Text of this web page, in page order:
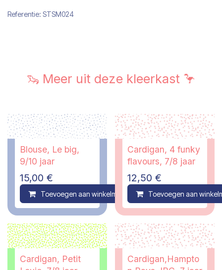
Referentie: STSM024
🦦 Meer uit deze kleerkast 🦩
Blouse, Le big,
9/10 jaar
15,00 €
Toevoegen aan winkelmandje Compare
Cardigan, 4 funky
flavours, 7/8 jaar
12,50 €
Toevoegen aan
Cardigan, Petit
Cardigan,Hampto